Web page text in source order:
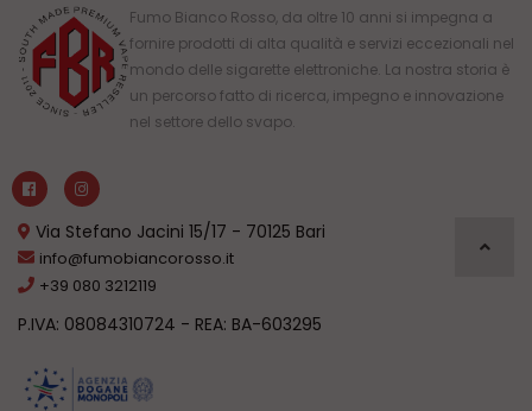
Fumo Bianco Rosso, da oltre 10 anni si impegna a
fornire prodotti di alta qualità e servizi eccezionali nel
mondo delle sigarette elettroniche. La nostra storia è
un percorso fatto di ricerca, impegno e innovazione
nel settore dello svapo.
Via Stefano Jacini 15/17 - 70125 Bari
info@fumobiancorosso.it
+39 080 3212119
P.IVA: 08084310724 - REA: BA-603295